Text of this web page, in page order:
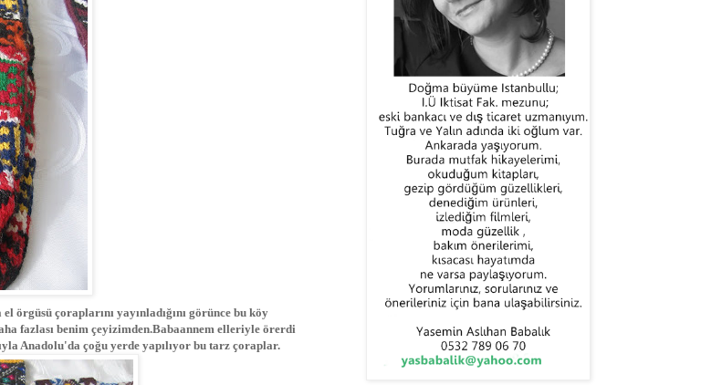
çoraplarını yayınladığını görünce bu köy
fazlası benim çeyizimden.Babaannem elleriyle örerdi
Anadolu'da çoğu yerde yapılıyor bu tarz çoraplar.